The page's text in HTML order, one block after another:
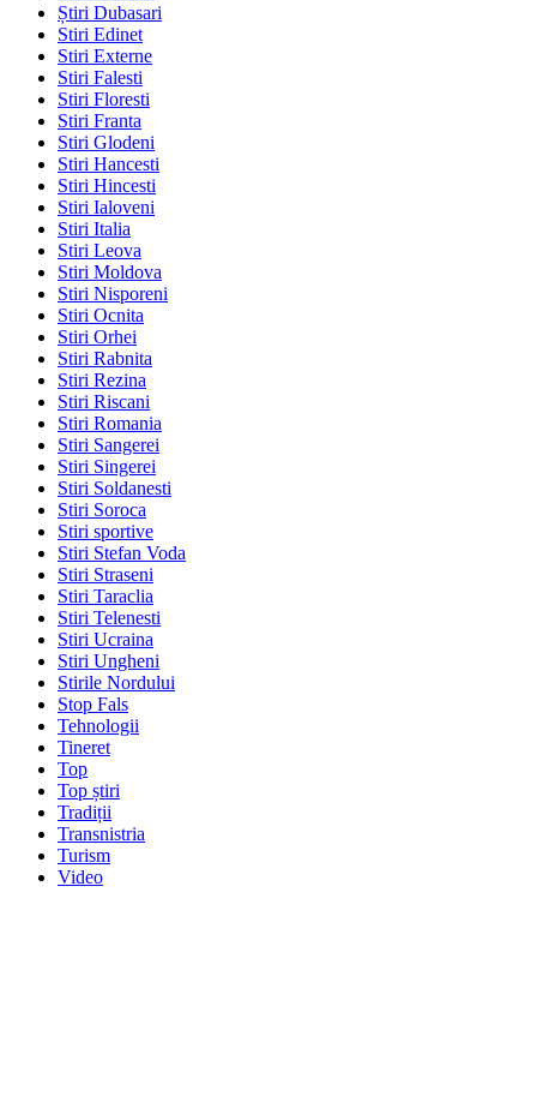
Știri Dubasari
Stiri Edinet
Stiri Externe
Stiri Falesti
Stiri Floresti
Stiri Franta
Stiri Glodeni
Stiri Hancesti
Stiri Hincesti
Stiri Ialoveni
Stiri Italia
Stiri Leova
Stiri Moldova
Stiri Nisporeni
Stiri Ocnita
Stiri Orhei
Stiri Rabnita
Stiri Rezina
Stiri Riscani
Stiri Romania
Stiri Sangerei
Stiri Singerei
Stiri Soldanesti
Stiri Soroca
Stiri sportive
Stiri Stefan Voda
Stiri Straseni
Stiri Taraclia
Stiri Telenesti
Stiri Ucraina
Stiri Ungheni
Stirile Nordului
Stop Fals
Tehnologii
Tineret
Top
Top știri
Tradiții
Transnistria
Turism
Video